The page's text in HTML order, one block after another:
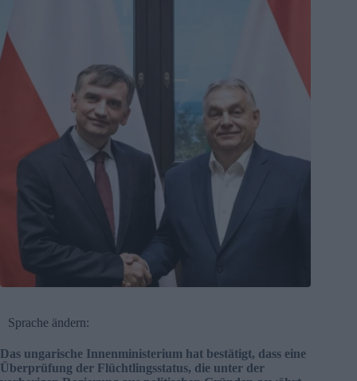
Sprache ändern:
Das ungarische Innenministerium hat bestätigt, dass eine
Überprüfung der Flüchtlingsstatus, die unter der